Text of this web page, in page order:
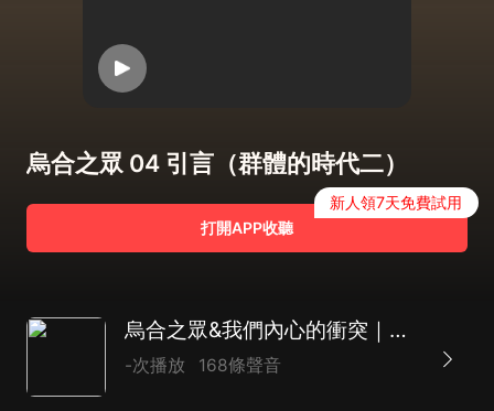
烏合之眾 04 引言（群體的時代二）
打開APP收聽
新人領7天免費試用
烏合之眾&我們內心的衝突｜了解個體心理與群體心理的大師級作品｜拒絕躺平，告别內卷，重建自信，活出正向自我
-次播放 168條聲音